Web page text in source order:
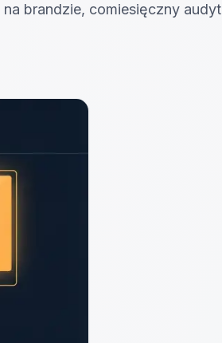
brandzie, comiesięczny audyt